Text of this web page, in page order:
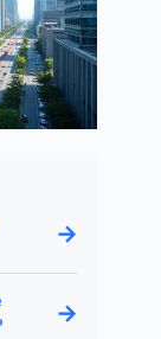
→
→